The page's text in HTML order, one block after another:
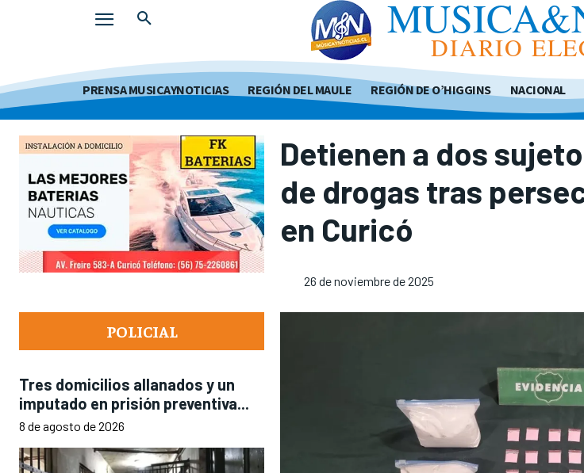
DIARIO
PRENSA MUSICAYNOTICIAS REGIÓN DEL MAULE REGIÓN DE O’HIGGINS NACIONAL
POLICIAL
Tres domicilios allanados y un
imputado en prisión preventiva...
8 de agosto de 2026
Detienen a dos
de drogas tras
en Curicó
26 de noviembre de 2025